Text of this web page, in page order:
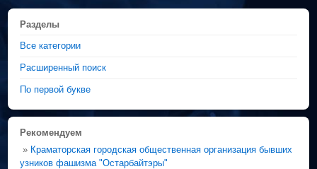
Разделы
Все категории
Расширенный поиск
По первой букве
Рекомендуем
» Краматорская городская общественная организация бывших
узников фашизма "Остарбайтэры"